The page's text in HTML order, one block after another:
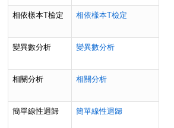
相依樣本T檢定 相依樣本T檢定
變異數分析 變異數分析
相關分析 相關分析
簡單線性迴歸 簡單線性迴歸